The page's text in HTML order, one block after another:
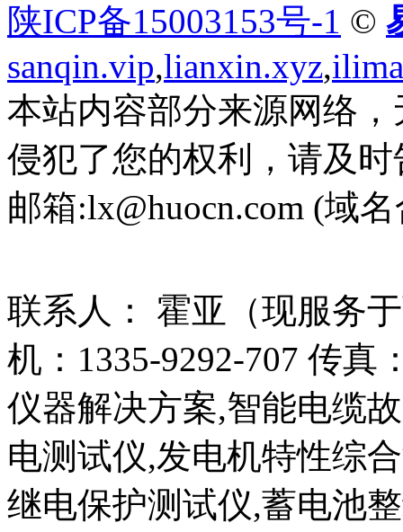
陕ICP备15003153号-1 ©
sanqin.vip,lianxin.xyz,
本站内容部分来源网络
侵犯了您的权利，请及
邮箱:lx@huocn.com (域
联系人： 霍亚（现服务
机：1335-9292-707 传真
仪器解决方案,智能电缆
电测试仪,发电机特性综
继电保护测试仪,蓄电池